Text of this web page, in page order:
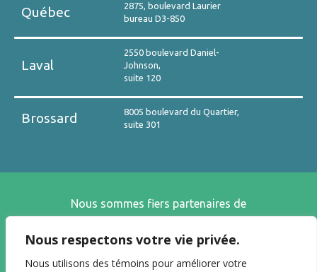
Nous respectons votre vie privée.
Nous utilisons des témoins pour améliorer votre
Québec
2875, boulevard Laurier
bureau D3-850
Laval
2550 boulevard Daniel-
Johnson,
suite 120
Brossard
8005 boulevard du Quartier,
suite 301
Nous sommes fiers partenaires de